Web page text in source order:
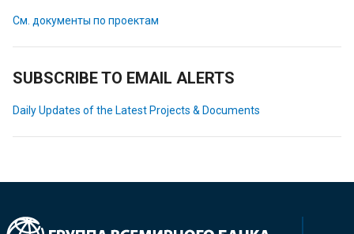
См. документы по проектам
SUBSCRIBE TO EMAIL ALERTS
Daily Updates of the Latest Projects & Documents